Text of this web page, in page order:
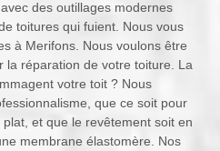
des outillages modernes
toitures qui fuient. Nous vous
à Merifons. Nous voulons être
la réparation de votre toiture. La
votre toit ? Nous
que ce soit pour
et que le revêtement soit en
membrane élastomère. Nos